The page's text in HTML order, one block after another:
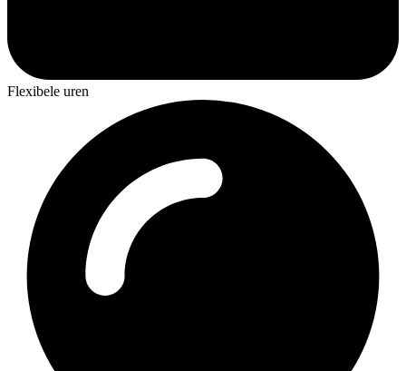
Flexibele uren